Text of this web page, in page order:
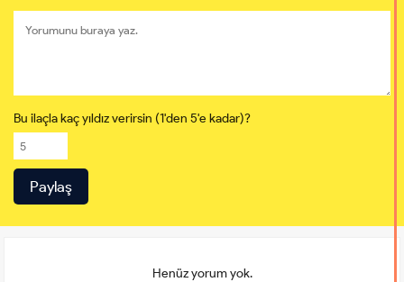
Bu ilaçla kaç yıldız verirsin (1'den 5'e kadar)?
Henüz yorum yok.